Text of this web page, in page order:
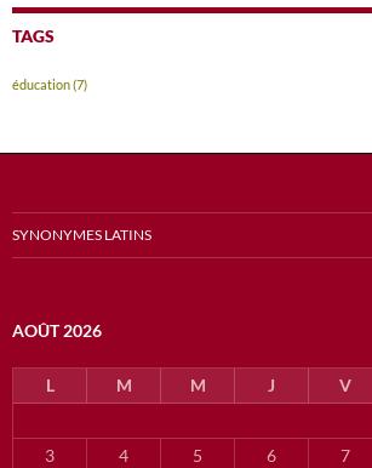
TAGS
éducation(7)
SYNONYMES LATINS
AOÛT 2026
L M M J V
3
4 5 6 7